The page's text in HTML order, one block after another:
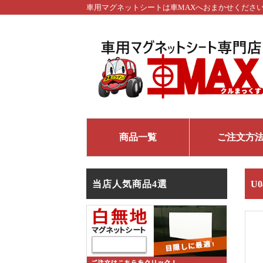
車用マグネットシートは車MAXへおまかせくださ
商品一覧 ご注文方
当店人気商品4選